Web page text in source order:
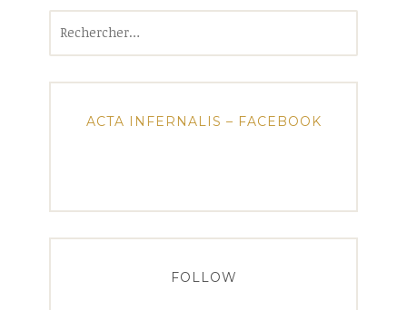
ACTA INFERNALIS – FACEBOOK
FOLLOW